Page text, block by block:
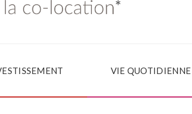
VIE QUOTIDIENNE